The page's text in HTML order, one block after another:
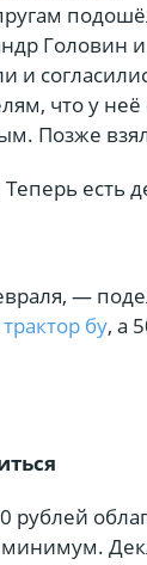
что у
Позже
есть
—
бу, а